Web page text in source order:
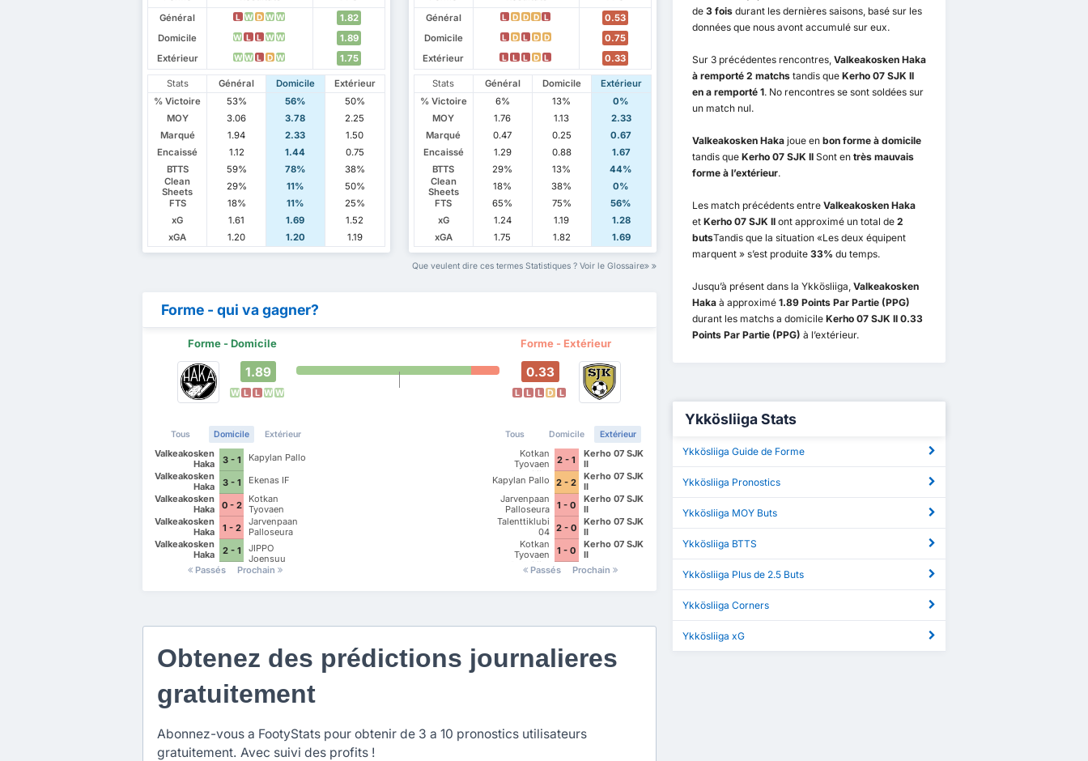
Général
L W D W W
1.82
Domicile
W L L W W
1.89
Extérieur
W W L D W 1.75
Stats Général Domicile
Extérieur
% Victoire
53% 56%
50%
MOY
3.06 3.78
2.25
Marqué
1.94 2.33
1.50
Encaissé
1.12 1.44
0.75
BTTS
59% 78%
38%
Clean
Sheets
29% 11%
50%
FTS
18% 11%
25%
xG
1.61 1.69
1.52
xGA
1.20 1.20 1.19
Général
L D D D L
0.53
Domicile
L D L D D
0.75
Extérieur
L L L D L 0.33
Stats Général Domicile
Extérieur
% Victoire
6% 13%
0%
MOY
1.76 1.13
2.33
Marqué
0.47 0.25
0.67
Encaissé
1.29 0.88
1.67
BTTS
29% 13%
44%
Clean
Sheets
18% 38%
0%
FTS
65% 75%
56%
xG
1.24 1.19
1.28
xGA
1.75 1.82 1.69
Que veulent dire ces termes Statistiques ? Voir le Glossaire
Forme - qui va gagner?
Forme - Domicile Forme - Extérieur
1.89
W L L W W
Tous Domicile Extérieur
Valkeakosken
Haka
3 - 1
Kapylan Pallo
Valkeakosken
Haka
3 - 1
Ekenas IF
Valkeakosken
Haka
0 - 2
Kotkan
Tyovaen
Palloilijat
Valkeakosken
Haka
1 - 2
Jarvenpaan
Palloseura
Valkeakosken
Haka
2 - 1
JIPPO
Joensuu
Passés
Prochain
0.33
L L L D L
Tous Domicile Extérieur
Kotkan
Tyovaen
Palloilijat
2 - 1
Kerho 07 SJK
II
Kapylan Pallo
2 - 2
Kerho 07 SJK
II
Jarvenpaan
Palloseura
1 - 0
Kerho 07 SJK
II
Talenttiklubi
04 2 - 0
Kerho 07 SJK
II
Kotkan
Tyovaen
Palloilijat
1 - 0
Kerho 07 SJK
II
Passés
Prochain
Obtenez des prédictions journalieres
gratuitement
Abonnez-vous a FootyStats pour obtenir de 3 a 10 pronostics utilisateurs
gratuitement. Avec suivi des profits !
de 3 foisdurant les dernières saisons, basé sur les
données que nous avont accumulé sur eux.
Sur 3 précédentes rencontres, Valkeakosken Haka
à remporté 2 matchstandis que Kerho 07 SJK II
en a remporté 1. No rencontres se sont soldées sur
un match nul.
Valkeakosken Hakajoue en bon forme à domicile
tandis que Kerho 07 SJK IISont en très mauvais
forme à l’extérieur.
Les match précédents entre Valkeakosken Haka
et Kerho 07 SJK IIont approximé un total de 2
butsTandis que la situation «Les deux équipent
marquent » s’est produite 33% du temps.
Jusqu’à présent dans la Ykkösliiga, Valkeakosken
Hakaà approximé 1.89 Points Par Partie (PPG)
durant les matchs a domicile Kerho 07 SJK II 0.33
Points Par Partie (PPG) à l’extérieur.
Ykkösliiga Stats
Ykkösliiga Guide de Forme
Ykkösliiga Pronostics
Ykkösliiga MOY Buts
Ykkösliiga BTTS
Ykkösliiga Plus de 2.5 Buts
Ykkösliiga Corners
Ykkösliiga xG